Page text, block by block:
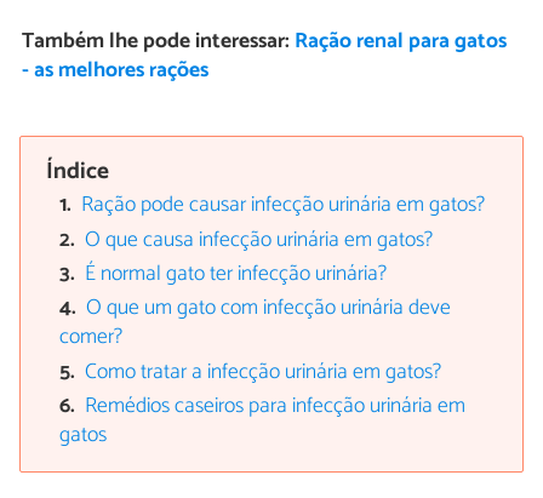
Também lhe pode interessar: Ração renal para gatos
- as melhores rações
Índice
Ração pode causar infecção urinária em gatos?
O que causa infecção urinária em gatos?
É normal gato ter infecção urinária?
O que um gato com infecção urinária deve
comer?
Como tratar a infecção urinária em gatos?
Remédios caseiros para infecção urinária em
gatos